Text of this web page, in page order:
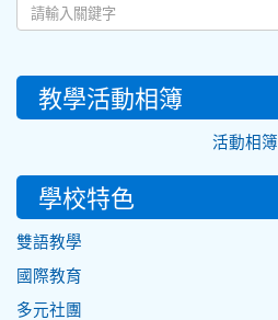
教學活動相簿
活動相簿
學校特色
雙語教學
國際教育
多元社團